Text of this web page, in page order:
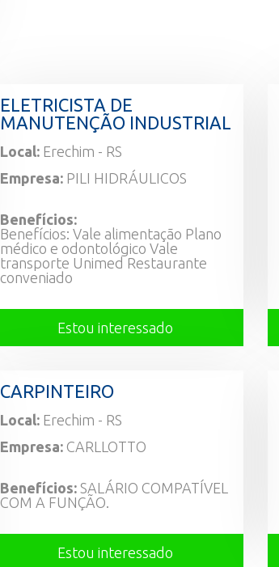
ELETRICISTA DE
MANUTENÇÃO INDUSTRIAL
Local: Erechim - RS
Empresa: PILI HIDRÁULICOS
Benefícios:
Benefícios: Vale alimentação Plano
médico e odontológico Vale
transporte Unimed Restaurante
conveniado
Estou interessado
CARPINTEIRO
Local: Erechim - RS
Empresa: CARLLOTTO
Benefícios: SALÁRIO COMPATÍVEL
COM A FUNÇÃO.
Estou interessado